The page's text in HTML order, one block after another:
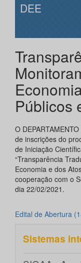
DEE
Públicos
O
de inscrições do
de Iniciação
“Transparência
Economia e dos
cooperação com o
dia 22/02/2021.
Edital de Abertura
Sistemas